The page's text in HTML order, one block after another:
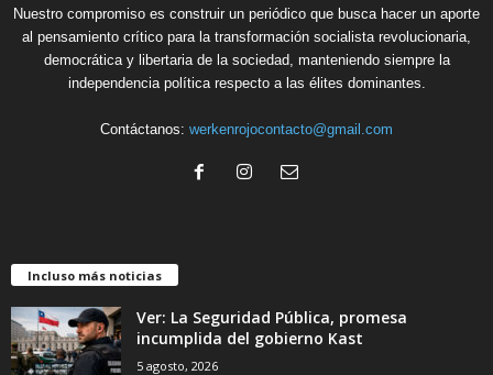
Nuestro compromiso es construir un periódico que busca hacer un aporte
al pensamiento crítico para la transformación socialista revolucionaria,
democrática y libertaria de la sociedad, manteniendo siempre la
independencia política respecto a las élites dominantes.
Contáctanos: werkenrojocontacto@gmail.com
Incluso más noticias
Ver: La Seguridad Pública, promesa
incumplida del gobierno Kast
5 agosto, 2026